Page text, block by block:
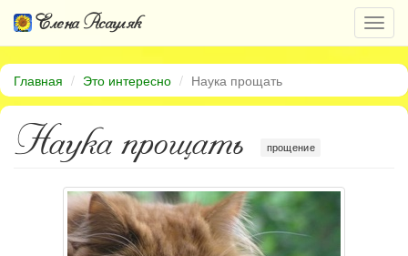
Елена Асауляк
Главная Это интересно Наука прощать
Наука прощать прощение